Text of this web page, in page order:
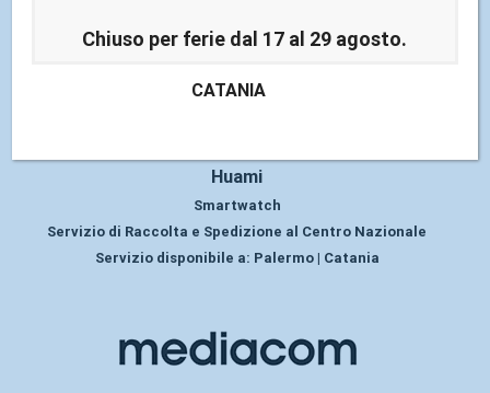
Huami
Smartwatch
Servizio di Raccolta e Spedizione al Centro Nazionale
Servizio disponibile a: Palermo | Catania
Chiuso per ferie dal 17 al 29 agosto.
CATANIA